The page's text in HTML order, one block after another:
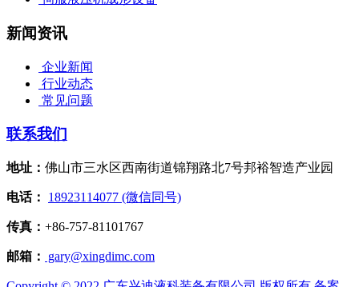
新闻资讯
企业新闻
行业动态
常见问题
联系我们
地址： 佛山市三水区西南街道锦翔路北7号邦裕智造产业园
电话： 18923114077 (微信同号)
传真： +86-757-81101767
邮箱： gary@xingdimc.com